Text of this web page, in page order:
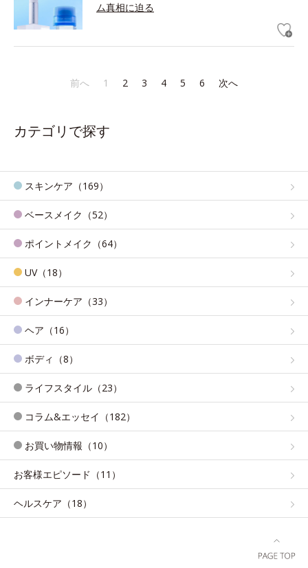
ム真相に迫る
前へ 1 2 3 4 5 6 次へ
カテゴリで探す
スキンケア（169）
ベースメイク（52）
ポイントメイク（64）
UV（18）
インナーケア（33）
ヘア（16）
ボディ（8）
ライフスタイル（23）
コラム&エッセイ（182）
お買い物情報（10）
お客様エピソード（11）
ヘルスケア（18）